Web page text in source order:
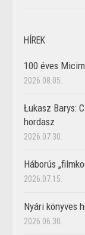
HÍREK
100 éves
2026.08.05.
Łukasz Barys:
hordasz
2026.07.30.
Háborús
2026.07.15.
Nyári könyves
2026.06.30.